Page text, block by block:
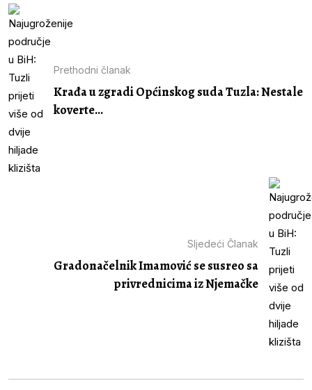
Prethodni članak
Krađa u zgradi Općinskog suda Tuzla: Nestale
koverte...
Sljedeći Članak
Gradonačelnik Imamović se susreo sa
privrednicima iz Njemačke